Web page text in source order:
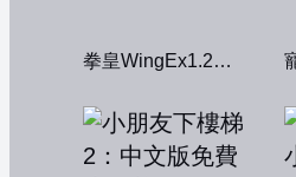
拳皇WingEx1.2雙人版